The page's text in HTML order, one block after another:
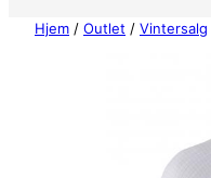
Hjem / Outlet / Vintersalg